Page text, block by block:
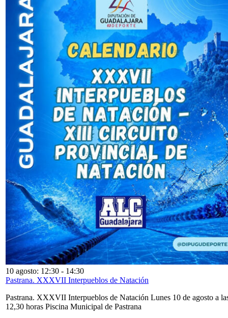
10 agosto: 12:30 - 14:30
Pastrana. XXXVII Interpueblos de Natación
Pastrana. XXXVII Interpueblos de Natación Lunes 10 de agosto a
12,30 horas Piscina Municipal de Pastrana